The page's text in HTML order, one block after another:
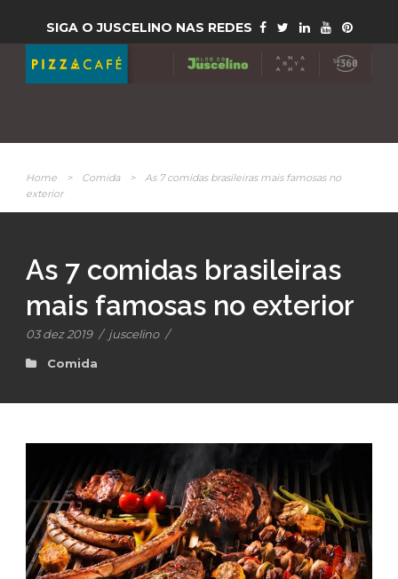
SIGA O JUSCELINO NAS REDES
Home > Comida >
As 7 comidas brasileiras mais famosas no
exterior
As 7 comidas brasileiras
mais famosas no exterior
03 dez 2019 / juscelino /
Comida